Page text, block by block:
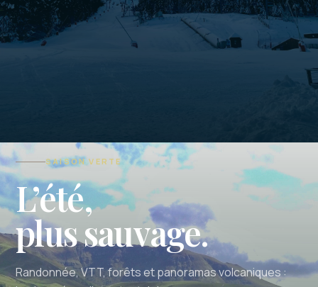
SAISON VERTE
L’été,
plus sauvage.
Randonnée, VTT, forêts et panoramas volcaniques :